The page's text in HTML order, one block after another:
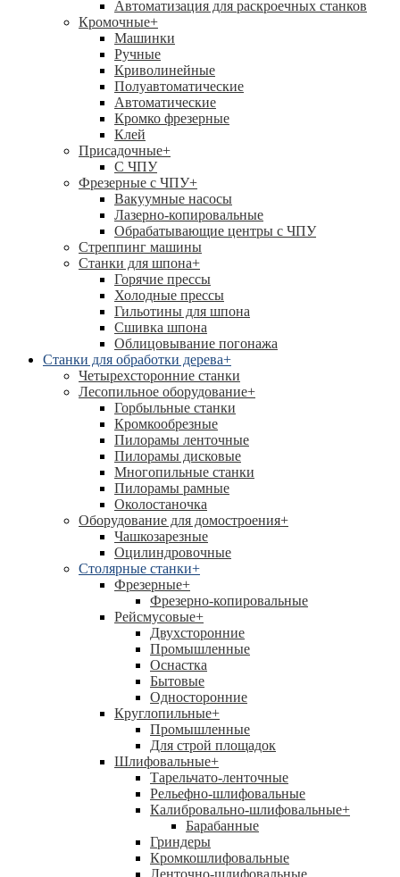
Автоматизация для раскроечных станков
Кромочные+
Машинки
Ручные
Криволинейные
Полуавтоматические
Автоматические
Кромко фрезерные
Клей
Присадочные+
С ЧПУ
Фрезерные с ЧПУ+
Вакуумные насосы
Лазерно-копировальные
Обрабатывающие центры с ЧПУ
Стреппинг машины
Станки для шпона+
Горячие прессы
Холодные прессы
Гильотины для шпона
Сшивка шпона
Облицовывание погонажа
Станки для обработки дерева+
Четырехсторонние станки
Лесопильное оборудование+
Горбыльные станки
Кромкообрезные
Пилорамы ленточные
Пилорамы дисковые
Многопильные станки
Пилорамы рамные
Околостаночка
Оборудование для домостроения+
Чашкозарезные
Оцилиндровочные
Столярные станки+
Фрезерные+
Фрезерно-копировальные
Рейсмусовые+
Двухсторонние
Промышленные
Оснастка
Бытовые
Односторонние
Круглопильные+
Промышленные
Для строй площадок
Шлифовальные+
Тарельчато-ленточные
Рельефно-шлифовальные
Калибровально-шлифовальные+
Барабанные
Гриндеры
Кромкошлифовальные
Ленточно-шлифовальные